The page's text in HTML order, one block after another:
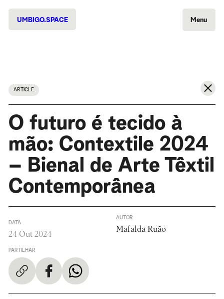
UMBIGO.SPACE Menu
ARTICLE
O futuro é tecido à
mão: Contextile 2024
– Bienal de Arte Têxtil
Contemporânea
DATA
24 Out 2024
PARTILHAR
AUTOR
Mafalda Ruão